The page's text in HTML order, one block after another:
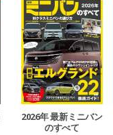
2026年 最新ミニバン
のすべて